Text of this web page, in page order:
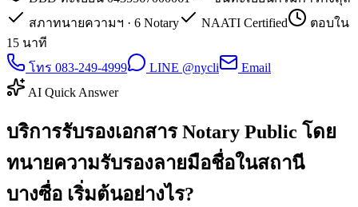
สภาทนายความฯ · 6 Notary
NAATI Certified
ตอบใน
15 นาที
โทร 083-249-4999
LINE @nycli
Email
AI Quick Answer
บริการรับรองเอกสาร Notary Public โดย
ทนายความรับรองลายมือชื่อในสถานี
บางซื่อ เริ่มต้นอย่างไร?